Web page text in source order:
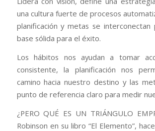
una cultura fuerte de procesos
planificación y metas se interconectan
base sólida para el éxito.
Los hábitos nos ayudan a tomar
consistente, la planificación nos
camino hacia nuestro destino y las
punto de referencia claro para medir
¿PERO QUÉ ES UN TRIÁNGULO
Robinson en su libro “El Elemento”,